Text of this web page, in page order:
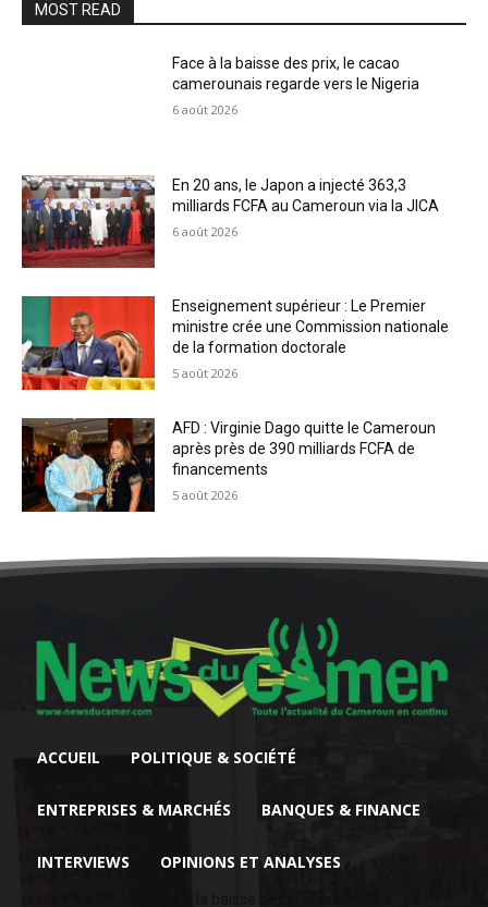
MOST READ
Face à la baisse des prix, le cacao
camerounais regarde vers le Nigeria
6 août 2026
En 20 ans, le Japon a injecté 363,3
milliards FCFA au Cameroun via la JICA
6 août 2026
Enseignement supérieur : Le Premier
ministre crée une Commission nationale
de la formation doctorale
5 août 2026
AFD : Virginie Dago quitte le Cameroun
après près de 390 milliards FCFA de
financements
5 août 2026
ACCUEIL POLITIQUE & SOCIÉTÉ
ENTREPRISES & MARCHÉS BANQUES & FINANCE
INTERVIEWS OPINIONS ET ANALYSES